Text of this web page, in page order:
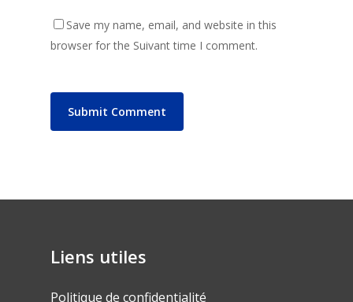
Save my name, email, and website in this
browser for the Suivant time I comment.
Liens utiles
Politique de confidentialité